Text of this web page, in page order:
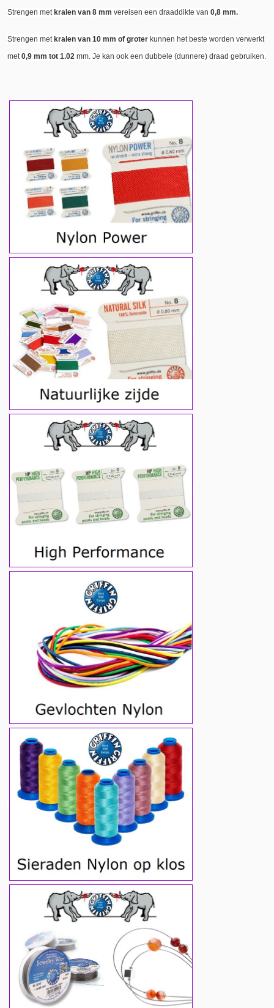
Strengen met kralen van 8 mm vereisen een draaddikte van 0,8 mm.
Strengen met kralen van 10 mm of groter kunnen het beste worden verwerkt
met0,9 mm tot 1.02 mm. Je kan ook een dubbele (dunnere) draad gebruiken.